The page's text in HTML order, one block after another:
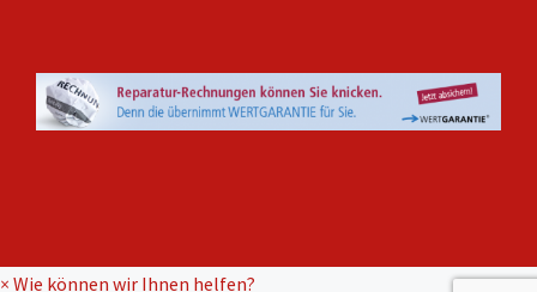
× Wie können wir Ihnen helfen?